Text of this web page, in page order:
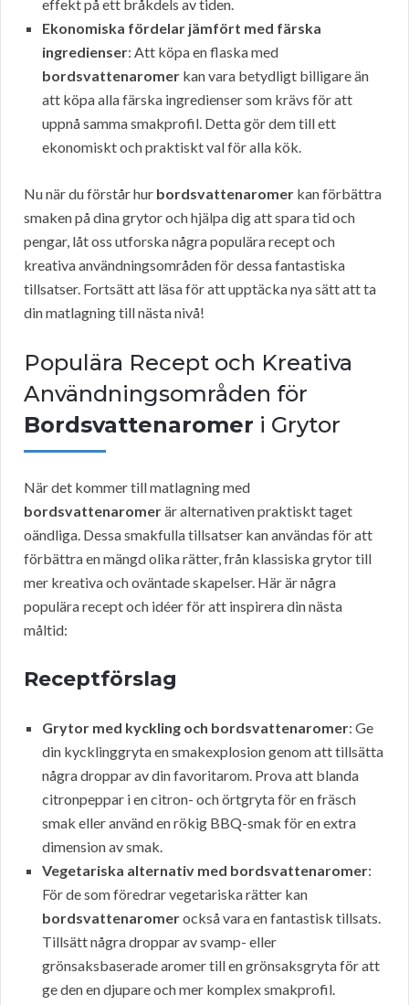
effekt på ett bråkdels av tiden.
Ekonomiska fördelar jämfört med färska
ingredienser: Att köpa en flaska med
bordsvattenaromer kan vara betydligt billigare än
att köpa alla färska ingredienser som krävs för att
uppnå samma smakprofil. Detta gör dem till ett
ekonomiskt och praktiskt val för alla kök.
Nu när du förstår hur bordsvattenaromer kan förbättra
smaken på dina grytor och hjälpa dig att spara tid och
pengar, låt oss utforska några populära recept och
kreativa användningsområden för dessa fantastiska
tillsatser. Fortsätt att läsa för att upptäcka nya sätt att ta
din matlagning till nästa nivå!
Populära Recept och Kreativa
Användningsområden för
Bordsvattenaromer i Grytor
När det kommer till matlagning med
bordsvattenaromerär alternativen praktiskt taget
oändliga. Dessa smakfulla tillsatser kan användas för att
förbättra en mängd olika rätter, från klassiska grytor till
mer kreativa och oväntade skapelser. Här är några
populära recept och idéer för att inspirera din nästa
måltid:
Receptförslag
Grytor med kyckling och bordsvattenaromer: Ge
din kycklinggryta en smakexplosion genom att tillsätta
några droppar av din favoritarom. Prova att blanda
citronpeppar i en citron- och örtgryta för en fräsch
smak eller använd en rökig BBQ-smak för en extra
dimension av smak.
Vegetariska alternativ med bordsvattenaromer:
För de som föredrar vegetariska rätter kan
bordsvattenaromerockså vara en fantastisk tillsats.
Tillsätt några droppar av svamp- eller
grönsaksbaserade aromer till en grönsaksgryta för att
ge den en djupare och mer komplex smakprofil.